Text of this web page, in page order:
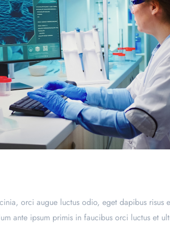
orci augue luctus odio, eget dapibus risus
ante ipsum primis in faucibus orci luctus et